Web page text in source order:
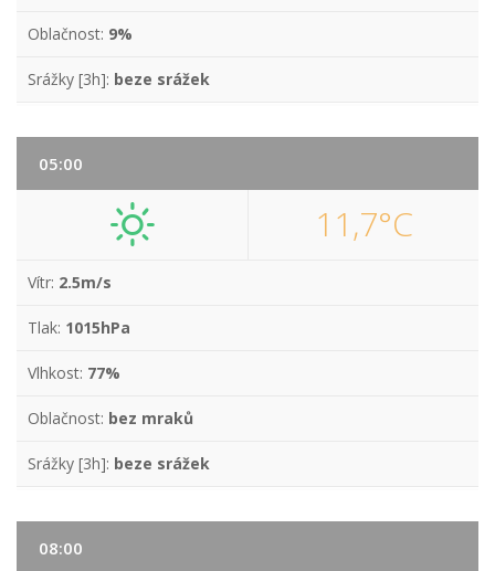
Oblačnost: 9%
Srážky [3h]: beze srážek
05:00
11,7°C
Vítr: 2.5m/s
Tlak: 1015hPa
Vlhkost: 77%
Oblačnost: bez mraků
Srážky [3h]: beze srážek
08:00